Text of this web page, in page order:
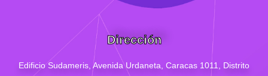
Dirección
Edificio Sudameris, Avenida Urdaneta, Caracas 1011, Distrito